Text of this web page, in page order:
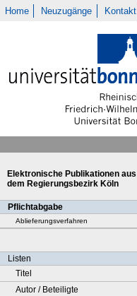
Home Neuzugänge Kontakt
Elektronische Publikationen aus
dem Regierungsbezirk Köln
Pflichtabgabe
Ablieferungsverfahren
Listen
Titel
Autor / Beteiligte